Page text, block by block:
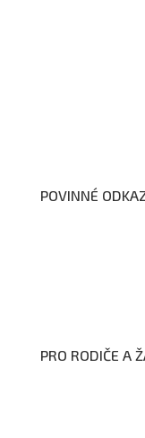
POVINNÉ
PRO RODIČE A